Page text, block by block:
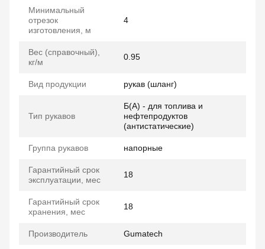
Минимальный
отрезок
изготовления, м
4
Вес (справочный),
кг/м
0.95
Вид продукции рукав (шланг)
Тип рукавов
Б(А) - для топлива и
нефтепродуктов
(антистатические)
Группа рукавов напорные
Гарантийный срок
эксплуатации, мес
18
Гарантийный срок
хранения, мес
18
Производитель Gumatech